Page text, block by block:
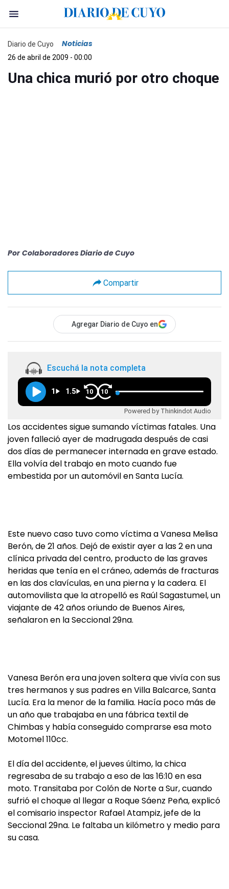
Diario de Cuyo Noticias
26 de abril de 2009 - 00:00
Una chica murió por otro choque
Por Colaboradores Diario de Cuyo
Compartir
Agregar Diario de Cuyo en
Escuchá la nota completa
1 1.5 10 10
Powered by Thinkindot Audio
Los accidentes sigue sumando víctimas fatales. Una
joven falleció ayer de madrugada después de casi
dos días de permanecer internada en grave estado.
Ella volvía del trabajo en moto cuando fue
embestida por un automóvil en Santa Lucía.
Este nuevo caso tuvo como víctima a Vanesa Melisa
Berón, de 21 años. Dejó de existir ayer a las 2 en una
clínica privada del centro, producto de las graves
heridas que tenía en el cráneo, además de fracturas
en las dos clavículas, en una pierna y la cadera. El
automovilista que la atropelló es Raúl Sagastumel, un
viajante de 42 años oriundo de Buenos Aires,
señalaron en la Seccional 29na.
Vanesa Berón era una joven soltera que vivía con sus
tres hermanos y sus padres en Villa Balcarce, Santa
Lucía. Era la menor de la familia. Hacía poco más de
un año que trabajaba en una fábrica textil de
Chimbas y había conseguido comprarse esa moto
Motomel 110cc.
El día del accidente, el jueves último, la chica
regresaba de su trabajo a eso de las 16:10 en esa
moto. Transitaba por Colón de Norte a Sur, cuando
sufrió el choque al llegar a Roque Sáenz Peña, explicó
el comisario inspector Rafael Atampiz, jefe de la
Seccional 29na. Le faltaba un kilómetro y medio para
su casa.